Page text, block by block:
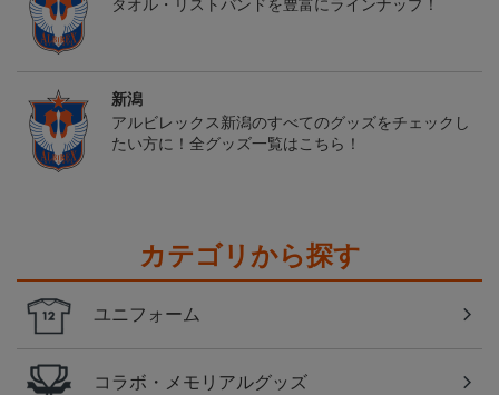
タオル・リストバンドを豊富にラインナップ！
新潟
アルビレックス新潟のすべてのグッズをチェックし
たい方に！全グッズ一覧はこちら！
カテゴリから探す
ユニフォーム
コラボ・メモリアルグッズ